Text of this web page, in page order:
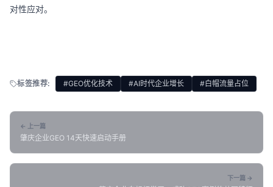
对性应对。
标签推荐: #GEO优化技术 #AI时代企业增长 #白帽流量占位
← 上一篇
肇庆企业GEO 14天快速启动手册
下一篇 →